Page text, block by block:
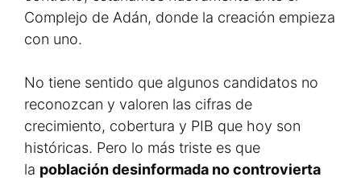
Complejo de Adán, donde la creación empieza
con uno.
No tiene sentido que algunos candidatos no
reconozcan y valoren las cifras de
crecimiento, cobertura y PIB que hoy son
históricas. Pero lo más triste es que
la población desinformada no controvierta